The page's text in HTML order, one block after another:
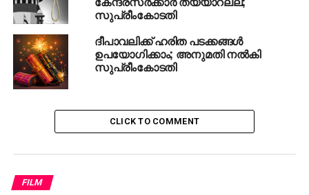
സുപ്രീംകോടതി
ദീപാവലിക്ക് ഹരിത പടക്കങ്ങൾ
ഉപയോഗിക്കാം; അനുമതി നൽകി
സുപ്രീംകോടതി
CLICK TO COMMENT
FILM